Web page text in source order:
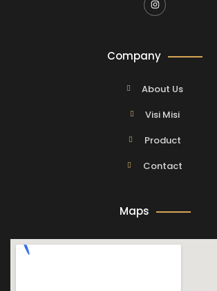
Company
About Us
Visi Misi
Product
Contact
Maps